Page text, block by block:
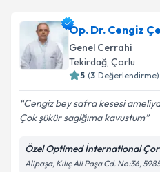
Op. Dr. Cengiz
Genel Cerrahi
Tekirdağ, Çorlu
5 (3 Değerlendirme)
Cengiz bey safra kesesi
Çok şükür saglğıma kavustum
Özel Optimed İnternational
Alipaşa, Kılıç Ali Paşa Cd. No:36,